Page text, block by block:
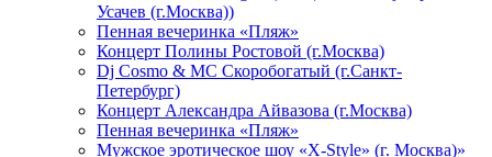
Усачев (г.Москва))
Пенная вечеринка «Пляж»
Концерт Полины Ростовой (г.Москва)
Dj Cosmo & МС Скоробогатый (г.Санкт-
Петербург)
Концерт Александра Айвазова (г.Москва)
Пенная вечеринка «Пляж»
Мужское эротическое шоу «X-Style» (г. Москва)»